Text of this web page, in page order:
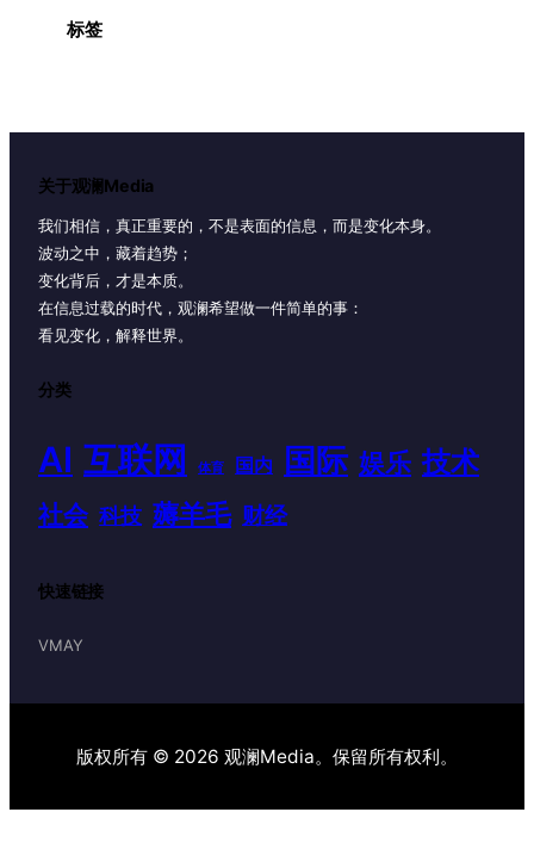
标签
关于观澜Media
我们相信，真正重要的，不是表面的信息，而是变化本身。
波动之中，藏着趋势；
变化背后，才是本质。
在信息过载的时代，观澜希望做一件简单的事：
看见变化，解释世界。
分类
AI 互联网 体育 国内 国际 娱乐 技术
社会 科技 薅羊毛 财经
快速链接
VMAY
版权所有 © 2026 观澜Media。保留所有权利。